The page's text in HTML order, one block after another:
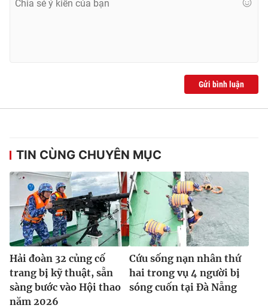
Gửi bình luận
TIN CÙNG CHUYÊN MỤC
Hải đoàn 32 củng cố
trang bị kỹ thuật, sẵn
sàng bước vào Hội thao
năm 2026
Cứu sống nạn nhân thứ
hai trong vụ 4 người bị
sóng cuốn tại Đà Nẵng